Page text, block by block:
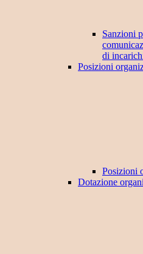
Sanzioni
di
Posizioni
Posizioni
Dotazione